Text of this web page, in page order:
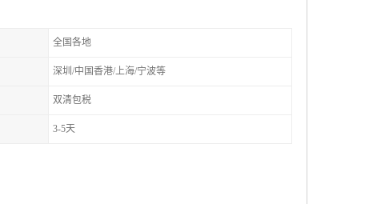
全国各地
深圳/中国香港/上海/宁波等
双清包税
3-5天